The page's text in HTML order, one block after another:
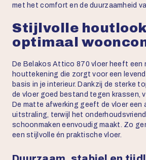
met het comfort en de duurzaamheid
Stijlvolle
optimaal
De Belakos Attico 870 vloer heeft een
houttekening die zorgt voor een
basis in je interieur. Dankzij de sterke
de vloer goed bestand tegen krassen,
De matte afwerking geeft de vloer een
uitstraling, terwijl het
schoonmaken eenvoudig maakt. Zo
een stijlvolle én praktische vloer.